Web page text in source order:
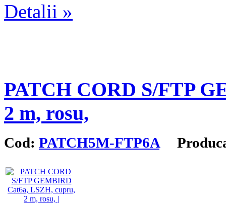
Detalii »
PATCH CORD S/FTP
2 m, rosu,
Cod: PATCH5M-FTP6A